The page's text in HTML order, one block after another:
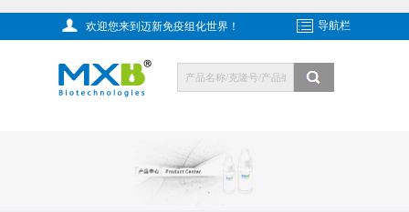
欢迎您来到迈新免疫组化世界！ 导航栏